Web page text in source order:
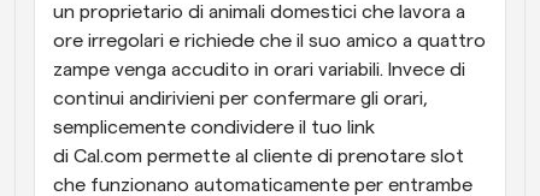
un proprietario di animali domestici che lavora a
ore irregolari e richiede che il suo amico a quattro
zampe venga accudito in orari variabili. Invece di
continui andirivieni per confermare gli orari,
semplicemente condividere il tuo link
di Cal.com permette al cliente di prenotare slot
che funzionano automaticamente per entrambe